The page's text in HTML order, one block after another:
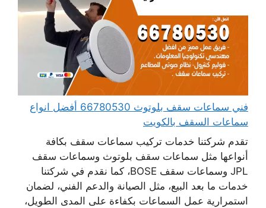
فني سماعات سقف بلوتوث 66780530 أفضل انواع
سماعات السقف بالكويت
تقدم شركتنا خدمات تركيب سماعات سقف بكافة
أنواعها مثل سماعات سقف بلوتوث وسماعات سقف
JPL وسماعات سقف BOSE، كما نقدم في شركتنا
خدمات ما بعد البيع، مثل الصيانة والدعم الفني، لضمان
استمرارية عمل السماعات بكفاءة على المدى الطويل،